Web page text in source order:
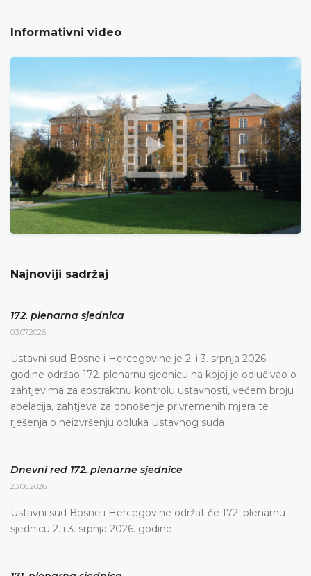
Informativni video
Najnoviji sadržaj
172. plenarna sjednica
03.07.2026.
Ustavni sud Bosne i Hercegovine je 2. i 3. srpnja 2026.
godine održao 172. plenarnu sjednicu na kojoj je odlučivao o
zahtjevima za apstraktnu kontrolu ustavnosti, većem broju
apelacija, zahtjeva za donošenje privremenih mjera te
rješenja o neizvršenju odluka Ustavnog suda
Dnevni red 172. plenarne sjednice
23.06.2026.
Ustavni sud Bosne i Hercegovine održat će 172. plenarnu
sjednicu 2. i 3. srpnja 2026. godine